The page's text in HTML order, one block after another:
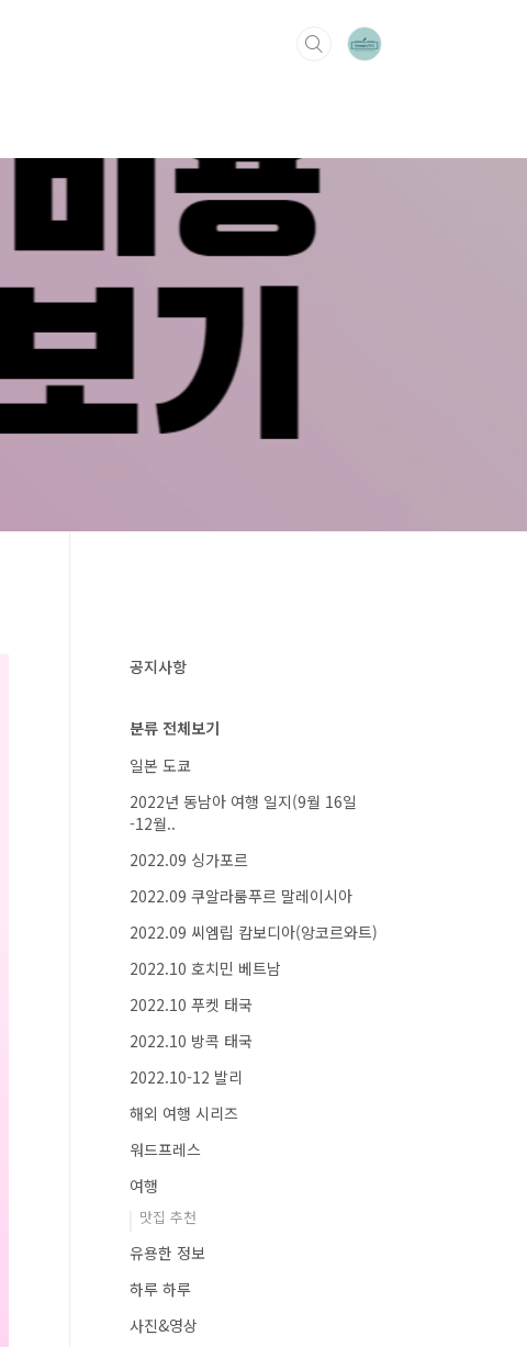
공지사항
분류 전체보기
일본 도쿄
2022년 동남아 여행 일지(9월 16일
-12월..
2022.09 싱가포르
2022.09 쿠알라룸푸르 말레이시아
2022.09 씨엠립 캄보디아(앙코르와트)
2022.10 호치민 베트남
2022.10 푸켓 태국
2022.10 방콕 태국
2022.10-12 발리
해외 여행 시리즈
워드프레스
여행
맛집 추천
유용한 정보
하루 하루
사진&영상